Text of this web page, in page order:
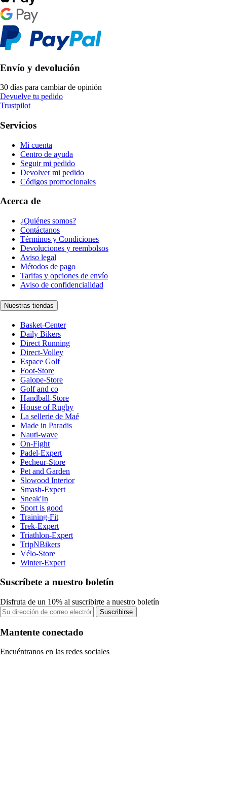
Envío y devolución
30 días para cambiar de opinión
Devuelve tu pedido
Trustpilot
Servicios
Mi cuenta
Centro de ayuda
Seguir mi pedido
Devolver mi pedido
Códigos promocionales
Acerca de
¿Quiénes somos?
Contáctanos
Términos y Condiciones
Devoluciones y reembolsos
Aviso legal
Métodos de pago
Tarifas y opciones de envío
Aviso de confidencialidad
Nuestras tiendas
Basket-Center
Daily Bikers
Direct Running
Direct-Volley
Espace Golf
Foot-Store
Galope-Store
Golf and co
Handball-Store
House of Rugby
La sellerie de Maé
Made in Paradis
Nauti-wave
On-Fight
Padel-Expert
Pecheur-Store
Pet and Garden
Slowood Interior
Smash-Expert
Sneak'In
Sport is good
Training-Fit
Trek-Expert
Triathlon-Expert
TripNBikers
Vélo-Store
Winter-Expert
Suscríbete a nuestro boletín
Disfruta de un 10% al suscribirte a nuestro boletín
Suscribirse
Mantente conectado
Encuéntranos en las redes sociales